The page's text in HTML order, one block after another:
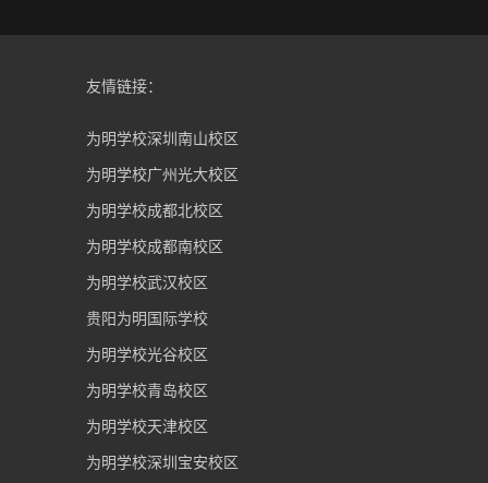
友情链接：
为明学校深圳南山校区
为明学校广州光大校区
为明学校成都北校区
为明学校成都南校区
为明学校武汉校区
贵阳为明国际学校
为明学校光谷校区
为明学校青岛校区
为明学校天津校区
为明学校深圳宝安校区